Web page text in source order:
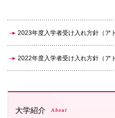
2023年度入学者受け入れ方針（ア
2022年度入学者受け入れ方針（ア
大学紹介 About